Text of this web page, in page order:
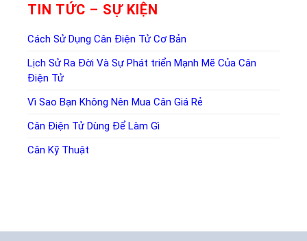
TIN TỨC – SỰ KIỆN
Cách Sử Dụng Cân Điện Tử Cơ Bản
Lịch Sử Ra Đời Và Sự Phát triển Mạnh Mẽ Của Cân
Điện Tử
Vì Sao Bạn Không Nên Mua Cân Giá Rẻ
Cân Điện Tử Dùng Để Làm Gì
Cân Kỹ Thuật